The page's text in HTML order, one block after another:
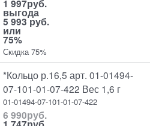
1 997руб.
выгода
5 993 руб.
или
75%
Скидка 75%
*Кольцо р.16,5 арт. 01-01494-
07-101-01-07-422 Вес 1,6 г
01-01494-07-101-01-07-422
6 990руб.